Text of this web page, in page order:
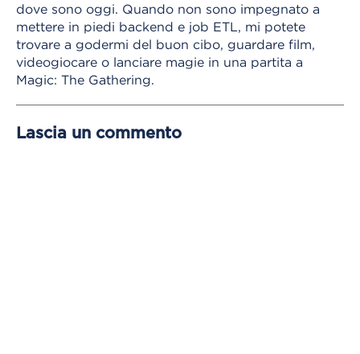
dove sono oggi. Quando non sono impegnato a
mettere in piedi backend e job ETL, mi potete
trovare a godermi del buon cibo, guardare film,
videogiocare o lanciare magie in una partita a
Magic: The Gathering.
Lascia un commento